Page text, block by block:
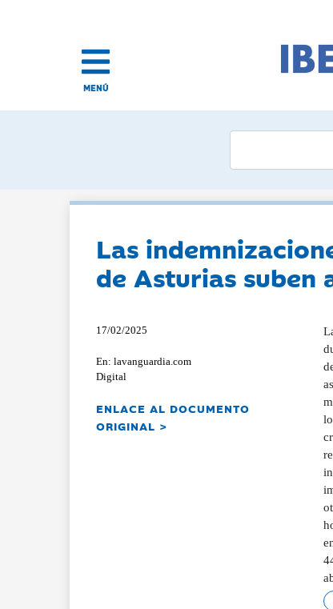
MENÚ
Las
de Asturias suben
17/02/2025
En: lavanguardia.com
Digital
ENLACE AL DOCUMENTO
ORIGINAL >